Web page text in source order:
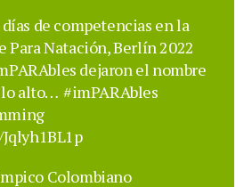
de competencias en la
Para Natación, Berlín 2022
dejaron el nombre
lo alto… #imPARAbles
Colombiano